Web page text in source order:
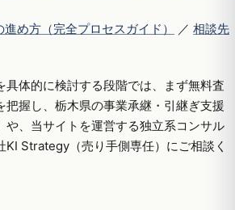
め方（完全プロセスガイド）
／ 相談先
具体的に検討する段階では、まず無料査
把握し、栃木県の事業承継・引継ぎ支援
や、当サイトを運営する独立系コンサル
KI Strategy（売り手側専任）にご相談く